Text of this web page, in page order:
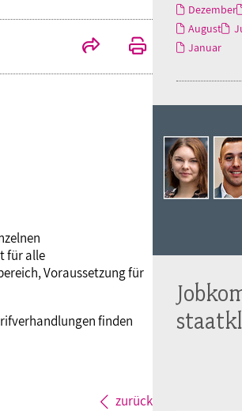
für alle
Voraussetzung für
finden
zurück
Dezember
August
Januar